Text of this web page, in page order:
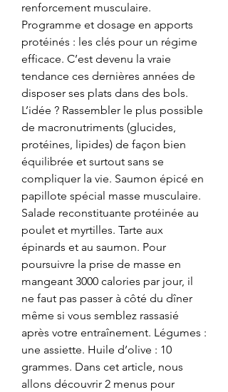
renforcement musculaire.
Programme et dosage en apports
protéinés : les clés pour un régime
efficace. C’est devenu la vraie
tendance ces dernières années de
disposer ses plats dans des bols.
L’idée ? Rassembler le plus possible
de macronutriments (glucides,
protéines, lipides) de façon bien
équilibrée et surtout sans se
compliquer la vie. Saumon épicé en
papillote spécial masse musculaire.
Salade reconstituante protéinée au
poulet et myrtilles. Tarte aux
épinards et au saumon. Pour
poursuivre la prise de masse en
mangeant 3000 calories par jour, il
ne faut pas passer à côté du dîner
même si vous semblez rassasié
après votre entraînement. Légumes :
une assiette. Huile d’olive : 10
grammes. Dans cet article, nous
allons découvrir 2 menus pour